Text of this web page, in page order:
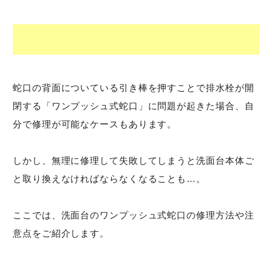
キッチン
洗面所
洗濯機
蛇口の背面についている引き棒を押すことで排水栓が開
閉する「ワンプッシュ式蛇口」に問題が起きた場合、自
分で修理が可能なケースもあります。
しかし、無理に修理して失敗してしまうと洗面台本体ご
と取り換えなければならなくなることも…。
ここでは、洗面台のワンプッシュ式蛇口の修理方法や注
意点をご紹介します。